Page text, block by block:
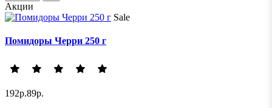
Акции
Sale
Помидоры Черри 250 г
192р.89р.